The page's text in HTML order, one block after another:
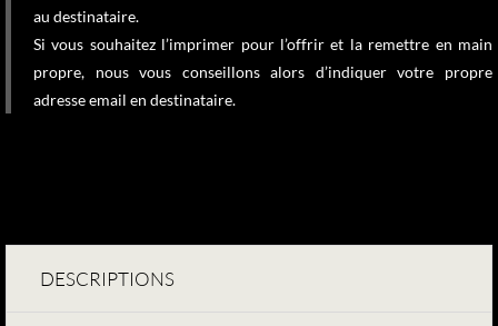
au destinataire.
Si vous souhaitez l’imprimer pour l’offrir et la remettre en main
propre, nous vous conseillons alors d’indiquer votre propre
adresse email en destinataire.
DESCRIPTIONS